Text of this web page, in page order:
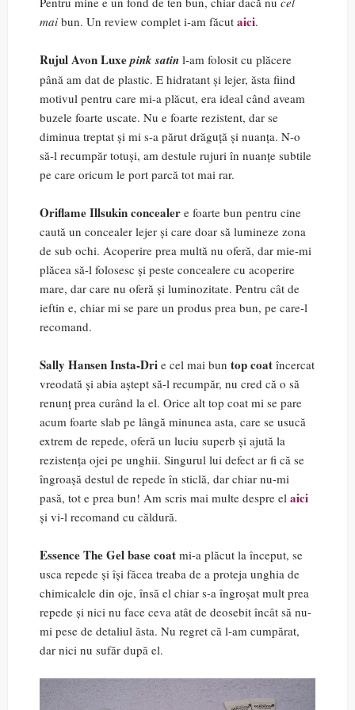
mai bun. Un review complet i-am făcut aici.
Rujul Avon Luxepink satin l-am folosit cu plăcere
până am dat de plastic. E hidratant și lejer, ăsta fiind
motivul pentru care mi-a plăcut, era ideal când aveam
buzele foarte uscate. Nu e foarte rezistent, dar se
diminua treptat și mi s-a părut drăguță și nuanța. N-o
să-l recumpăr totuși, am destule rujuri în nuanțe subtile
pe care oricum le port parcă tot mai rar.
Oriflame Illsukin concealer e foarte bun pentru cine
caută un concealer lejer și care doar să lumineze zona
de sub ochi. Acoperire prea multă nu oferă, dar mie-mi
plăcea să-l folosesc și peste concealere cu acoperire
mare, dar care nu oferă și luminozitate. Pentru cât de
ieftin e, chiar mi se pare un produs prea bun, pe care-l
recomand.
Sally Hansen Insta-Dri e cel mai bun top coat încercat
vreodată și abia aștept să-l recumpăr, nu cred că o să
renunț prea curând la el. Orice alt top coat mi se pare
acum foarte slab pe lângă minunea asta, care se usucă
extrem de repede, oferă un luciu superb și ajută la
rezistența ojei pe unghii. Singurul lui defect ar fi că se
îngroașă destul de repede în sticlă, dar chiar nu-mi
pasă, tot e prea bun! Am scris mai multe despre el aici
și vi-l recomand cu căldură.
Essence The Gel base coat mi-a plăcut la început, se
usca repede și își făcea treaba de a proteja unghia de
chimicalele din oje, însă el chiar s-a îngroșat mult prea
repede și nici nu face ceva atât de deosebit încât să nu-
mi pese de detaliul ăsta. Nu regret că l-am cumpărat,
dar nici nu sufăr după el.